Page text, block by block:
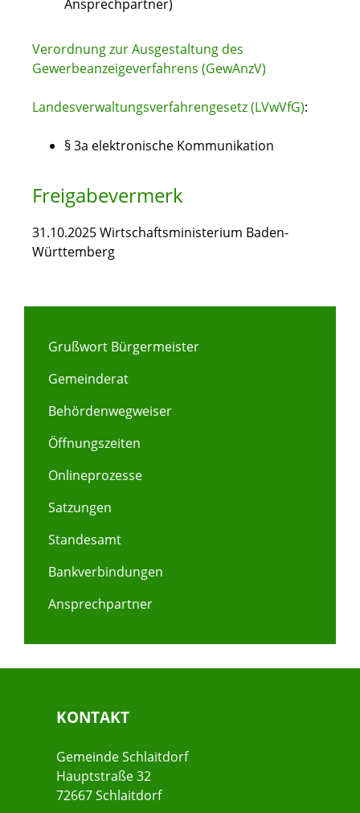
Ansprechpartner)
Verordnung zur Ausgestaltung des
Gewerbeanzeigeverfahrens (GewAnzV)
Landesverwaltungsverfahrengesetz (LVwVfG):
§ 3a elektronische Kommunikation
Freigabevermerk
31.10.2025 Wirtschaftsministerium Baden-
Württemberg
Grußwort Bürgermeister
Gemeinderat
Behördenwegweiser
Öffnungszeiten
Onlineprozesse
Satzungen
Standesamt
Bankverbindungen
Ansprechpartner
KONTAKT
Gemeinde Schlaitdorf
Hauptstraße 32
72667 Schlaitdorf